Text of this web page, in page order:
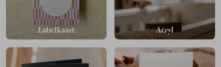
Labelkaart Acryl